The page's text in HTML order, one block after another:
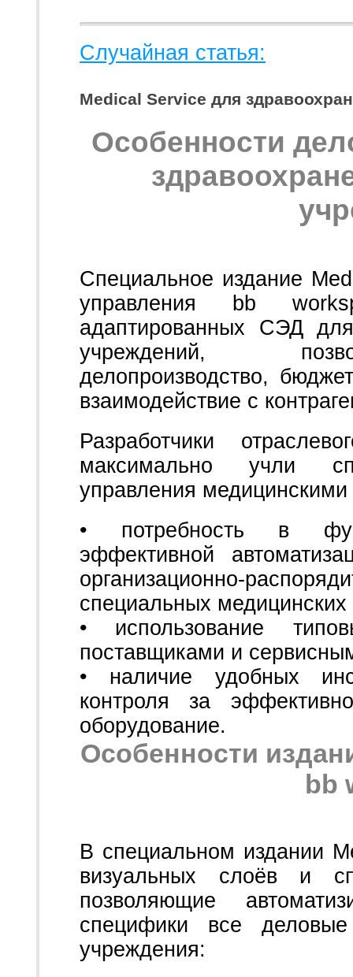
Случайная статья:
Medical Service для
Особенности
Специальное издание
управления bb
адаптированных СЭД
учреждений,
делопроизводство,
взаимодействие с
Разработчики
максимально учли
управления медицинскими
• потребность в
эффективной
организационно-
специальных медицинских
• использование
поставщиками и
• наличие удобных
контроля за
оборудование.
Особенности
bb
В специальном издании
визуальных слоёв и
позволяющие
специфики все
учреждения: